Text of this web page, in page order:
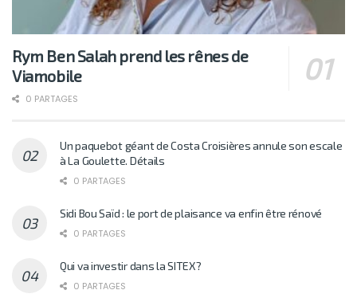
Rym Ben Salah prend les rênes de
Viamobile
0 PARTAGES
Un paquebot géant de Costa Croisières annule son escale
à La Goulette. Détails
0 PARTAGES
Sidi Bou Saïd : le port de plaisance va enfin être rénové
0 PARTAGES
Qui va investir dans la SITEX?
0 PARTAGES